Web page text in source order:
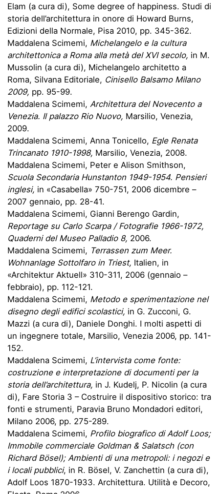
Elam (a cura di), Some degree of happiness. Studi di
storia dell’architettura in onore di Howard Burns,
Edizioni della Normale, Pisa 2010, pp. 345-362.
Maddalena Scimemi, Michelangelo e la cultura
architettonica a Roma alla metà del XVI secolo, in M.
Mussolin (a cura di), Michelangelo architetto a
Roma, Silvana Editoriale, Cinisello Balsamo Milano
2009, pp. 95-99.
Maddalena Scimemi, Architettura del Novecento a
Venezia. Il palazzo Rio Nuovo, Marsilio, Venezia,
2009.
Maddalena Scimemi, Anna Tonicello, Egle Renata
Trincanato 1910-1998, Marsilio, Venezia, 2008.
Maddalena Scimemi, Peter e Alison Smithson,
Scuola Secondaria Hunstanton 1949-1954. Pensieri
inglesi, in «Casabella» 750-751, 2006 dicembre –
2007 gennaio, pp. 28-41.
Maddalena Scimemi, Gianni Berengo Gardin,
Reportage su Carlo Scarpa / Fotografie 1966-1972,
Quaderni del Museo Palladio 8, 2006.
Maddalena Scimemi, Terrassen zum Meer.
Wohnanlage Sottolfaro in Triest, Italien, in
«Architektur Aktuell» 310-311, 2006 (gennaio –
febbraio), pp. 112-121.
Maddalena Scimemi, Metodo e sperimentazione nel
disegno degli edifici scolastici, in G. Zucconi, G.
Mazzi (a cura di), Daniele Donghi. I molti aspetti di
un ingegnere totale, Marsilio, Venezia 2006, pp. 141-
152.
Maddalena Scimemi, L’intervista come fonte:
costruzione e interpretazione di documenti per la
storia dell’architettura, in J. Kudelj, P. Nicolin (a cura
di), Fare Storia 3 – Costruire il dispositivo storico: tra
fonti e strumenti, Paravia Bruno Mondadori editori,
Milano 2006, pp. 275-289.
Maddalena Scimemi, Profilo biografico di Adolf Loos;
Immobile commerciale Goldman & Salatsch (con
Richard Bösel); Ambienti di una metropoli: i negozi e
i locali pubblici, in R. Bösel, V. Zanchettin (a cura di),
Adolf Loos 1870-1933. Architettura. Utilità e Decoro,